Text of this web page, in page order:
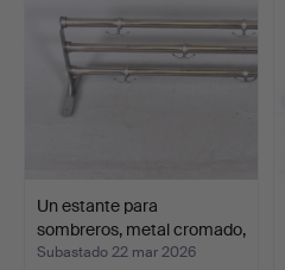
Un estante para
sombreros, metal cromado,
…
Subastado 22 mar 2026